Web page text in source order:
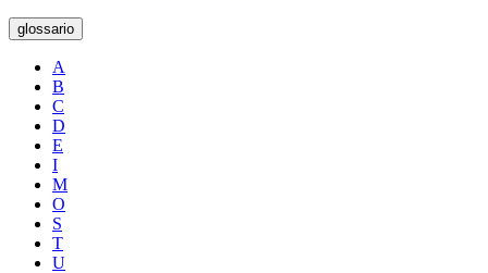
glossario
A
B
C
D
E
I
M
O
S
T
U